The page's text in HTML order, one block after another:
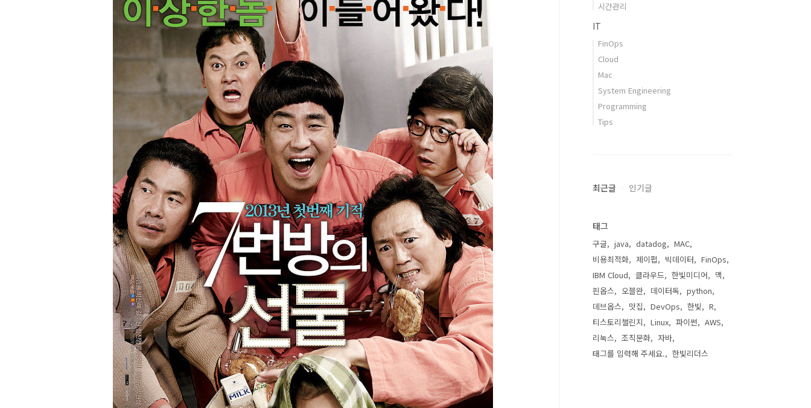
시간관리
IT
FinOps
Cloud
Mac
System Engineering
Programming
Tips
최근글 인기글
태그
구글 java datadog
MAC
비용최적화
제이펍 빅데이터
FinOps
IBM Cloud
클라우드 한빛미디어
맥
핀옵스
오블완 데이터독
python
데브옵스
맛집 DevOps 한빛
R
티스토리챌린지
Linux 파이썬
AWS
리눅스
조직문화
자바
태그를 입력해 주세요.
한빛리더스